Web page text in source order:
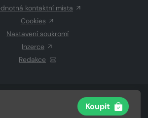
Koupit
kontaktní místa
Cookies
Nastavení soukromí
Inzerce
Redakce
CZECH NEWS CENTER a.s.a dodavatelé